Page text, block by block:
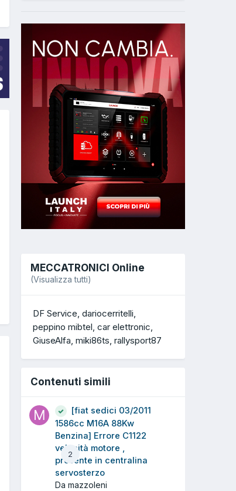
MECCATRONICI Online
(Visualizza tutti)
DF Service dariocerritelli
peppino mibtel car elettronic
GiuseAlfa miki86ts rallysport87
Contenuti simili
2
[fiat sedici 03/2011
1586cc M16A 88Kw
Benzina] Errore C1122
velocità motore ,
presente in centralina
servosterzo
Da mazzoleni